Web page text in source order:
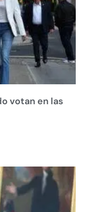
votan en las